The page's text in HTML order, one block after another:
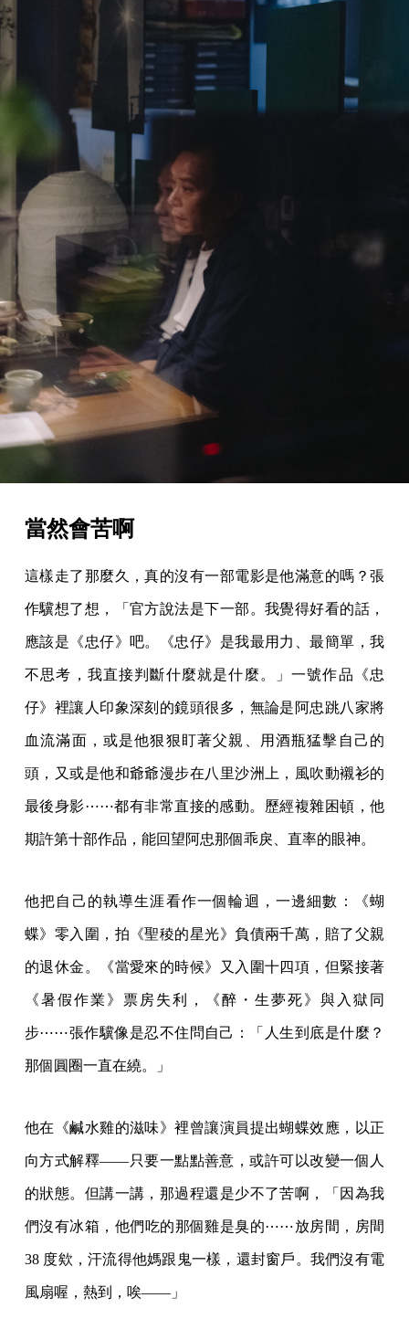
當然會苦啊
這樣走了那麼久，真的沒有一部電影是他滿意的嗎？張
作驥想了想，「官方說法是下一部。我覺得好看的話，
應該是《忠仔》吧。《忠仔》是我最用力、最簡單，我
不思考，我直接判斷什麼就是什麼。」一號作品《忠
仔》裡讓人印象深刻的鏡頭很多，無論是阿忠跳八家將
血流滿面，或是他狠狠盯著父親、用酒瓶猛擊自己的
頭，又或是他和爺爺漫步在八里沙洲上，風吹動襯衫的
最後身影⋯⋯都有非常直接的感動。歷經複雜困頓，他
期許第十部作品，能回望阿忠那個乖戾、直率的眼神。
他把自己的執導生涯看作一個輪迴，一邊細數：《蝴
蝶》零入圍，拍《聖稜的星光》負債兩千萬，賠了父親
的退休金。《當愛來的時候》又入圍十四項，但緊接著
《暑假作業》票房失利，《醉・生夢死》與入獄同
步⋯⋯張作驥像是忍不住問自己：「人生到底是什麼？
那個圓圈一直在繞。」
他在《鹹水雞的滋味》裡曾讓演員提出蝴蝶效應，以正
向方式解釋——只要一點點善意，或許可以改變一個人
的狀態。但講一講，那過程還是少不了苦啊，「因為我
們沒有冰箱，他們吃的那個雞是臭的⋯⋯放房間，房間
38 度欸，汗流得他媽跟鬼一樣，還封窗戶。我們沒有電
風扇喔，熱到，唉——」